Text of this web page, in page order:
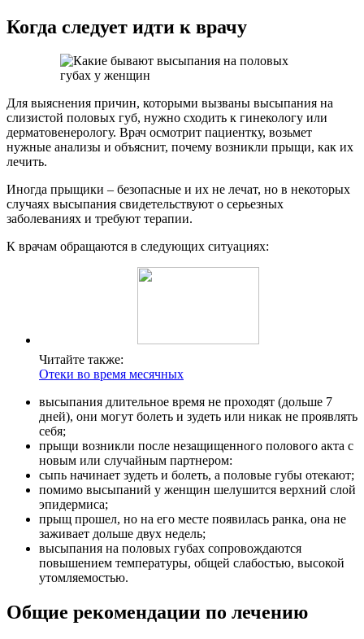
Когда следует идти к врачу
Для выяснения причин, которыми вызваны высыпания на
слизистой половых губ, нужно сходить к гинекологу или
дерматовенерологу. Врач осмотрит пациентку, возьмет
нужные анализы и объяснит, почему возникли прыщи, как их
лечить.
Иногда прыщики – безопасные и их не лечат, но в некоторых
случаях высыпания свидетельствуют о серьезных
заболеваниях и требуют терапии.
К врачам обращаются в следующих ситуациях:
Читайте также:
Отеки во время месячных
высыпания длительное время не проходят (дольше 7
дней), они могут болеть и зудеть или никак не проявлять
себя;
прыщи возникли после незащищенного полового акта с
новым или случайным партнером:
сыпь начинает зудеть и болеть, а половые губы отекают;
помимо высыпаний у женщин шелушится верхний слой
эпидермиса;
прыщ прошел, но на его месте появилась ранка, она не
заживает дольше двух недель;
высыпания на половых губах сопровождаются
повышением температуры, общей слабостью, высокой
утомляемостью.
Общие рекомендации по лечению